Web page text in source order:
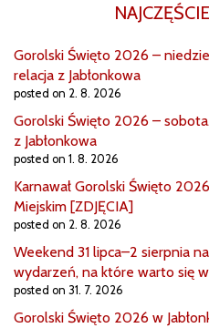
Gorolski Święto 2026 –
relacja z Jabłonkowa
posted on 2. 8. 2026
Gorolski Święto 2026 –
z Jabłonkowa
posted on 1. 8. 2026
Karnawał Gorolski Święto
Miejskim [ZDJĘCIA]
posted on 2. 8. 2026
Weekend 31 lipca–2 sierpnia
wydarzeń, na które warto się
posted on 31. 7. 2026
Gorolski Święto 2026 w